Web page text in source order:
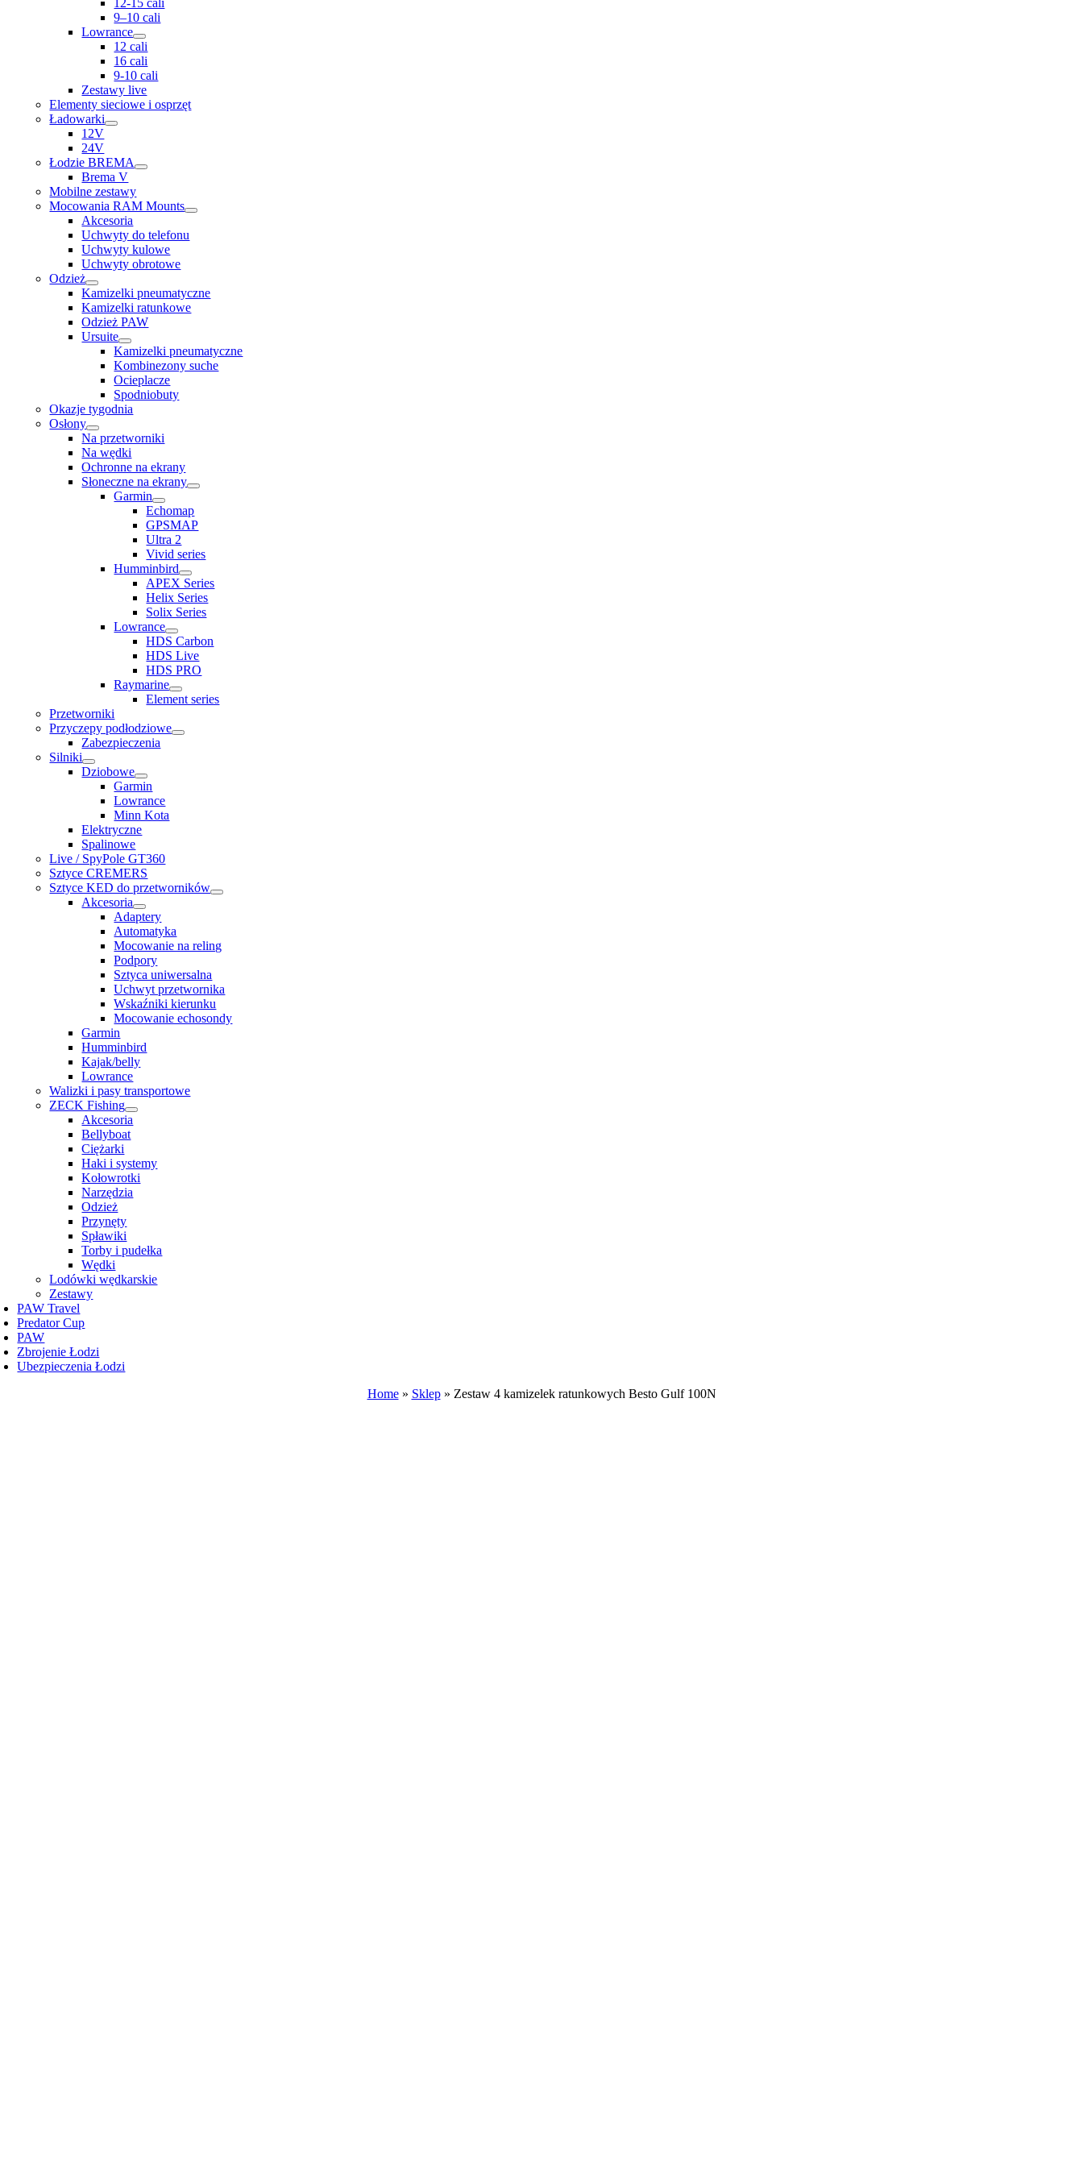
12-15 cali
9–10 cali
Lowrance
12 cali
16 cali
9-10 cali
Zestawy live
Elementy sieciowe i osprzęt
Ładowarki
12V
24V
Łodzie BREMA
Brema V
Mobilne zestawy
Mocowania RAM Mounts
Akcesoria
Uchwyty do telefonu
Uchwyty kulowe
Uchwyty obrotowe
Odzież
Kamizelki pneumatyczne
Kamizelki ratunkowe
Odzież PAW
Ursuite
Kamizelki pneumatyczne
Kombinezony suche
Ocieplacze
Spodniobuty
Okazje tygodnia
Osłony
Na przetworniki
Na wędki
Ochronne na ekrany
Słoneczne na ekrany
Garmin
Echomap
GPSMAP
Ultra 2
Vivid series
Humminbird
APEX Series
Helix Series
Solix Series
Lowrance
HDS Carbon
HDS Live
HDS PRO
Raymarine
Element series
Przetworniki
Przyczepy podłodziowe
Zabezpieczenia
Silniki
Dziobowe
Garmin
Lowrance
Minn Kota
Elektryczne
Spalinowe
Live / SpyPole GT360
Sztyce CREMERS
Sztyce KED do przetworników
Akcesoria
Adaptery
Automatyka
Mocowanie na reling
Podpory
Sztyca uniwersalna
Uchwyt przetwornika
Wskaźniki kierunku
Mocowanie echosondy
Garmin
Humminbird
Kajak/belly
Lowrance
Walizki i pasy transportowe
ZECK Fishing
Akcesoria
Bellyboat
Ciężarki
Haki i systemy
Kołowrotki
Narzędzia
Odzież
Przynęty
Spławiki
Torby i pudełka
Wędki
Lodówki wędkarskie
Zestawy
PAW Travel
Predator Cup
PAW
Zbrojenie Łodzi
Ubezpieczenia Łodzi
Home» Sklep» Zestaw 4 kamizelek ratunkowych Besto Gulf 100N